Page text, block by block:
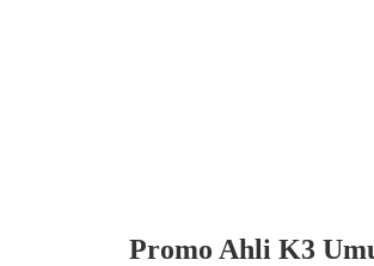
Promo Ahli K3